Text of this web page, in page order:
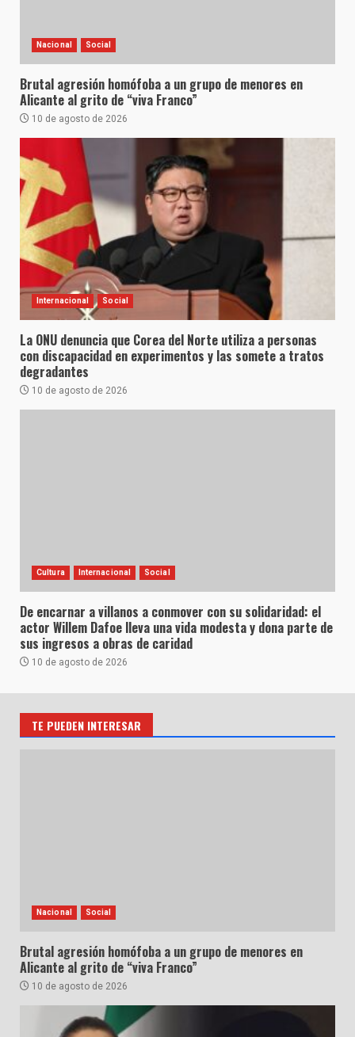
Nacional Social
Brutal agresión homófoba a un grupo de menores en
Alicante al grito de “viva Franco”
10 de agosto de 2026
Internacional Social
La ONU denuncia que Corea del Norte utiliza a personas
con discapacidad en experimentos y las somete a tratos
degradantes
10 de agosto de 2026
Cultura Internacional Social
De encarnar a villanos a conmover con su solidaridad: el
actor Willem Dafoe lleva una vida modesta y dona parte de
sus ingresos a obras de caridad
10 de agosto de 2026
TE PUEDEN INTERESAR
Nacional Social
Brutal agresión homófoba a un grupo de menores en
Alicante al grito de “viva Franco”
10 de agosto de 2026